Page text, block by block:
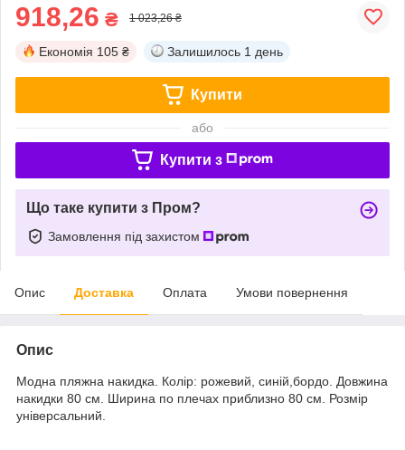
918,26 ₴ 1 023,26 ₴
Економія 105 ₴ Залишилось 1 день
Купити
або
Купити з
Що таке купити з Пром?
Замовлення під захистом
Опис Доставка Оплата Умови повернення
Опис
Модна пляжна накидка. Колір: рожевий, синій,бордо. Довжина
накидки 80 см. Ширина по плечах приблизно 80 см. Розмір
універсальний.